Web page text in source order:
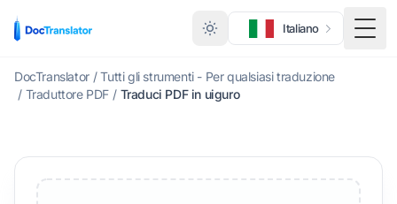
Italiano
DocTranslator / Tutti gli strumenti - Per qualsiasi traduzione
/ Traduttore PDF / Traduci PDF in uiguro